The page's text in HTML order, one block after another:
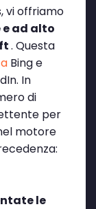
vi offriamo
ad alto
. Questa
Bing e
In
di
per
motore
le